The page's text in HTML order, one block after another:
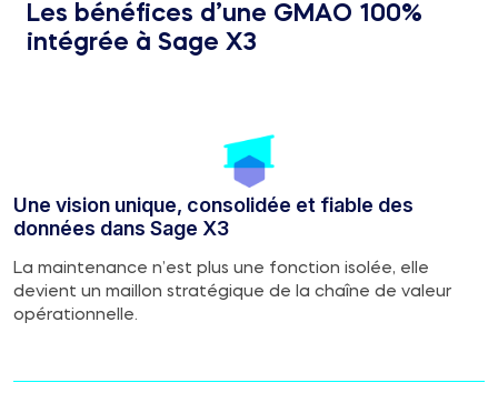
Les bénéfices d’une GMAO 100%
intégrée à Sage X3
Une vision unique, consolidée et fiable des
données dans Sage X3
La maintenance n’est plus une fonction isolée, elle
devient un maillon stratégique de la chaîne de valeur
opérationnelle.